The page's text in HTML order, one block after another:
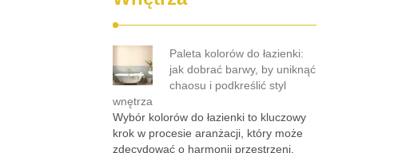
Paleta kolorów do łazienki:
jak dobrać barwy, by uniknąć
chaosu i podkreślić styl
wnętrza
Wybór kolorów do łazienki to kluczowy
krok w procesie aranżacji, który może
zdecydować o harmonii przestrzeni.